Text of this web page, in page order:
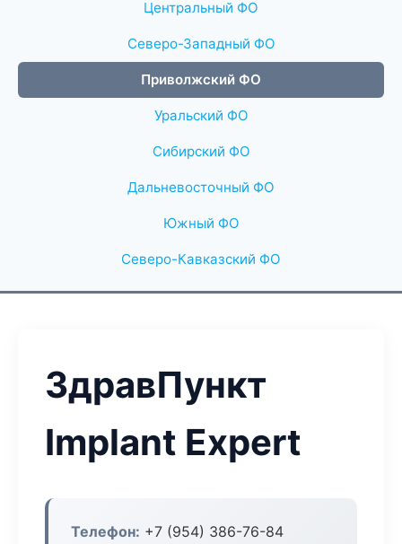
Центральный ФО
Северо-Западный ФО
Приволжский ФО
Уральский ФО
Сибирский ФО
Дальневосточный ФО
Южный ФО
Северо-Кавказский ФО
ЗдравПункт
Implant Expert
Телефон: +7 (954) 386-76-84